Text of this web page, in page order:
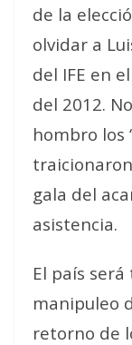
de la
olvidar a
del IFE en
del 2012.
hombro los
gala del
asistencia.
El país
manipuleo
retorno de